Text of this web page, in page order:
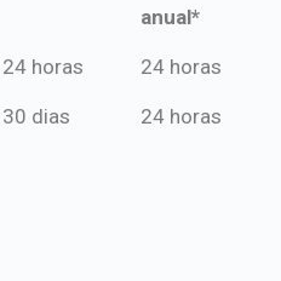
anual*
*Pagamento
mensal*
*Pagamento
de crédito
24 horas 24 horas
30 dias 24 horas